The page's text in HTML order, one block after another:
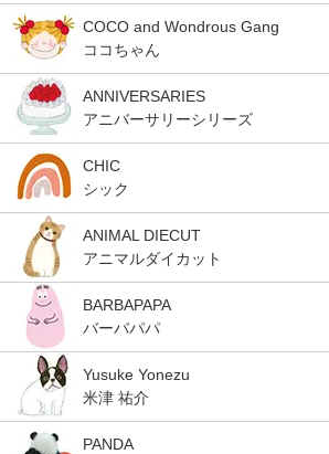
COCO and Wondrous Gang
ココちゃん
ANNIVERSARIES
アニバーサリーシリーズ
CHIC
シック
ANIMAL DIECUT
アニマルダイカット
BARBAPAPA
バーバパパ
Yusuke Yonezu
米津 祐介
PANDA